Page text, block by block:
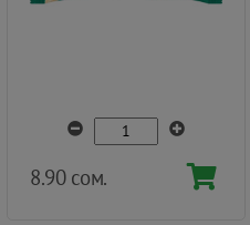
8.90 сом.